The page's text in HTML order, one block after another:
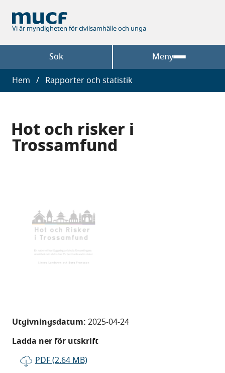
huvudinnehåll
Vi är myndigheten för civilsamhälle och unga
Sök Meny
Länkstig
Hem Rapporter och statistik
Hot och risker i
Trossamfund
Utgivningsdatum: 2025-04-24
Ladda ner för utskrift
PDF (2.64 MB)